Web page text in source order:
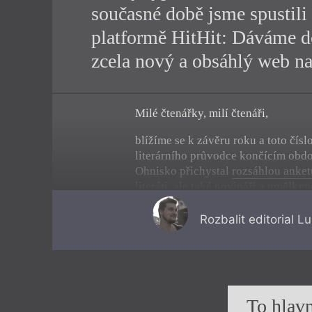
současné době jsme
platformě HitHit: Dáváme
zcela nový a obsáhlý web
Milé čtenářky, milí čtenáři,
blížíme se k závěru roku a toto
literárního průvodce končícím
Ohnisko přichystal rozsáhlou
je letos nejvýrazněji oslovila.
rozsáhlý a pestrý přehled vděčný:
jako výčet podstatných publikací,
pro výpravy do knihkupectví (z
Jsem opravdu rád, že rozhovorem
Rozbalit editorial
To